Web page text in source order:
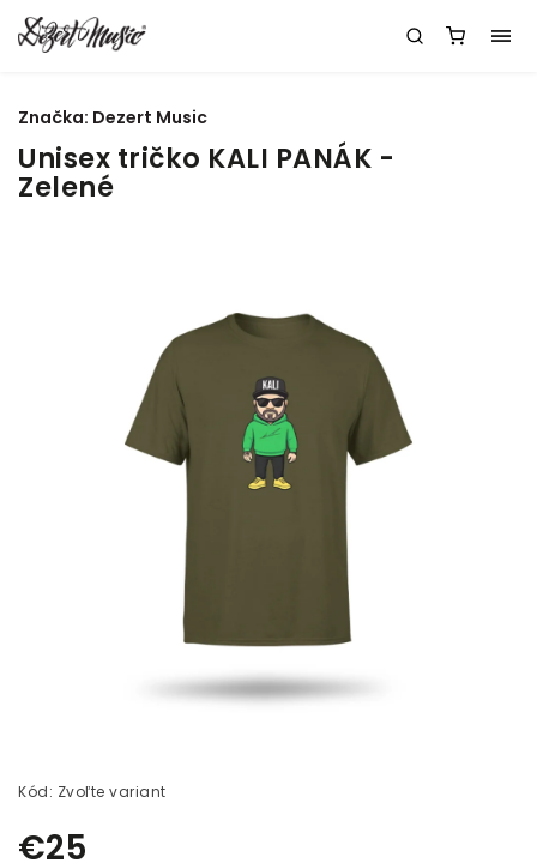
Unisex tričko KALI PANÁK -
Zelené
Kód: Zvoľte variant
€25
Značka: Dezert Music